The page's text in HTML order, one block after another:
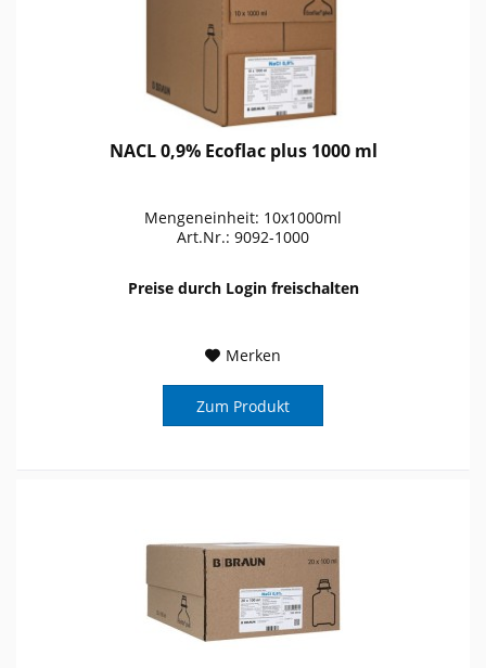
NACL 0,9% Ecoflac plus 1000 ml
Mengeneinheit: 10x1000ml
Art.Nr.: 9092-1000
Preise durch Login freischalten
Merken
Zum Produkt